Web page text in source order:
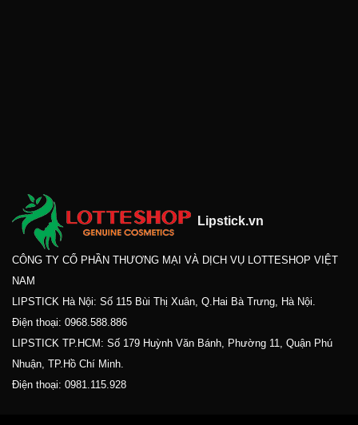
Lipstick.vn
CÔNG TY CỔ PHẦN THƯƠNG MẠI VÀ DỊCH VỤ LOTTESHOP VIỆT
NAM
LIPSTICK Hà Nội: Số 115 Bùi Thị Xuân, Q.Hai Bà Trưng, Hà Nội.
Điện thoại: 0968.588.886
LIPSTICK TP.HCM: Số 179 Huỳnh Văn Bánh, Phường 11, Quận Phú
Nhuận, TP.Hồ Chí Minh.
Điện thoại: 0981.115.928